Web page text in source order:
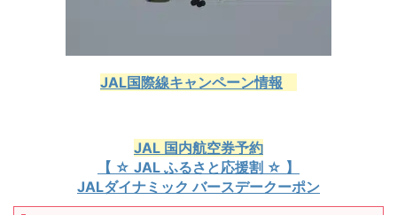
JAL国際線キャンペーン情報
JAL 国内航空券予約
【 ☆ JAL ふるさと応援割 ☆ 】
JALダイナミック バースデークーポン